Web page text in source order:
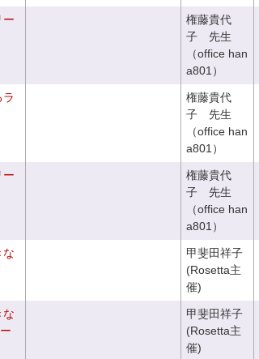
ー
権藤貴代
子 先生
（office han
a801）
権藤貴代
子 先生
（office han
a801）
ー
権藤貴代
子 先生
（office han
a801）
な
甲斐田祥子
(Rosetta主
催)
な
甲斐田祥子
(Rosetta主
催)